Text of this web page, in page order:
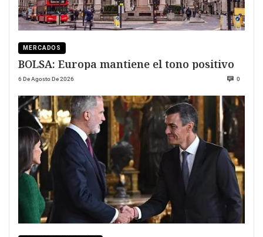
MERCADOS
BOLSA: Europa mantiene el tono positivo
6 De Agosto De 2026 0